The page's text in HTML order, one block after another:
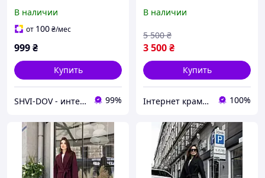
В наличии
от 100₴/мес
999₴
Купить
SHVI-DOV - интернет-магазин качественных товаров 99%
бокам
В наличии
3 500₴
5 500 ₴
Купить
Інтернет крамничка "Nika Star" 100%